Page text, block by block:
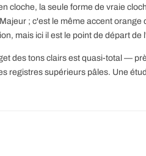
cloche, la seule forme de vraie
; c'est le même accent
mais ici il est le point de départ de
des tons clairs est quasi-total —
registres supérieurs pâles. Une